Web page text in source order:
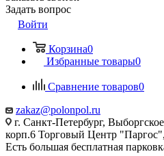
Задать вопрос
Войти
Корзина0
Избранные товары0
Сравнение товаров0
zakaz@polonpol.ru
г. Санкт-Петербург,
корп.6 Торговый Центр
Есть большая бесплатная